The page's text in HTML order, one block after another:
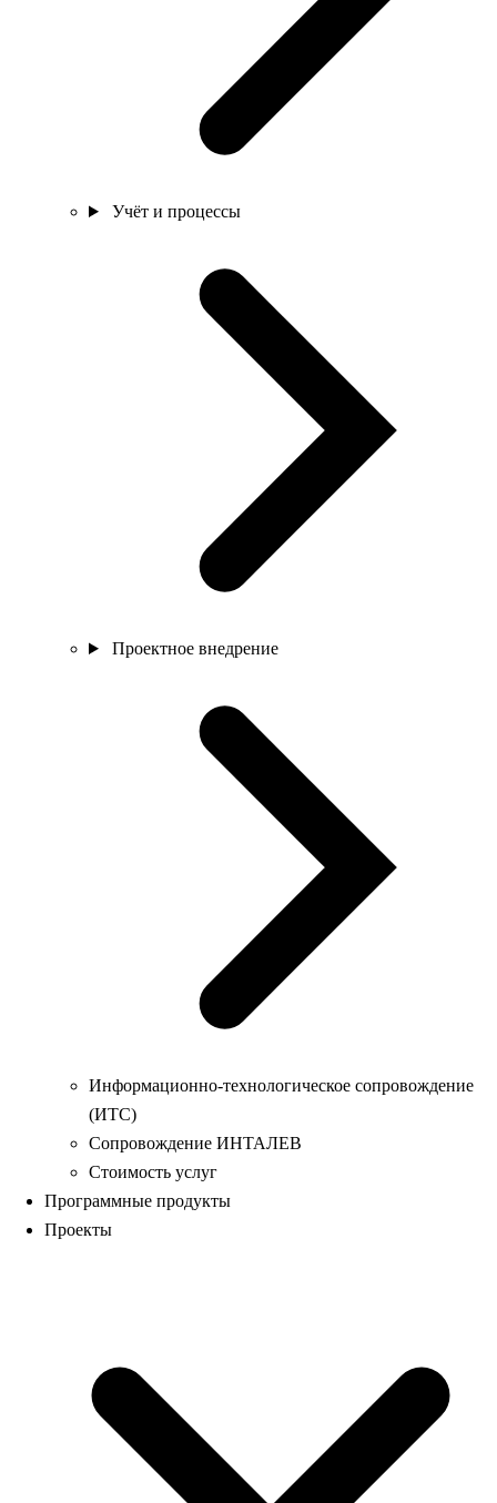
Учёт и процессы
Проектное внедрение
Информационно-технологическое сопровождение
(ИТС)
Сопровождение ИНТАЛЕВ
Стоимость услуг
Программные продукты
Проекты